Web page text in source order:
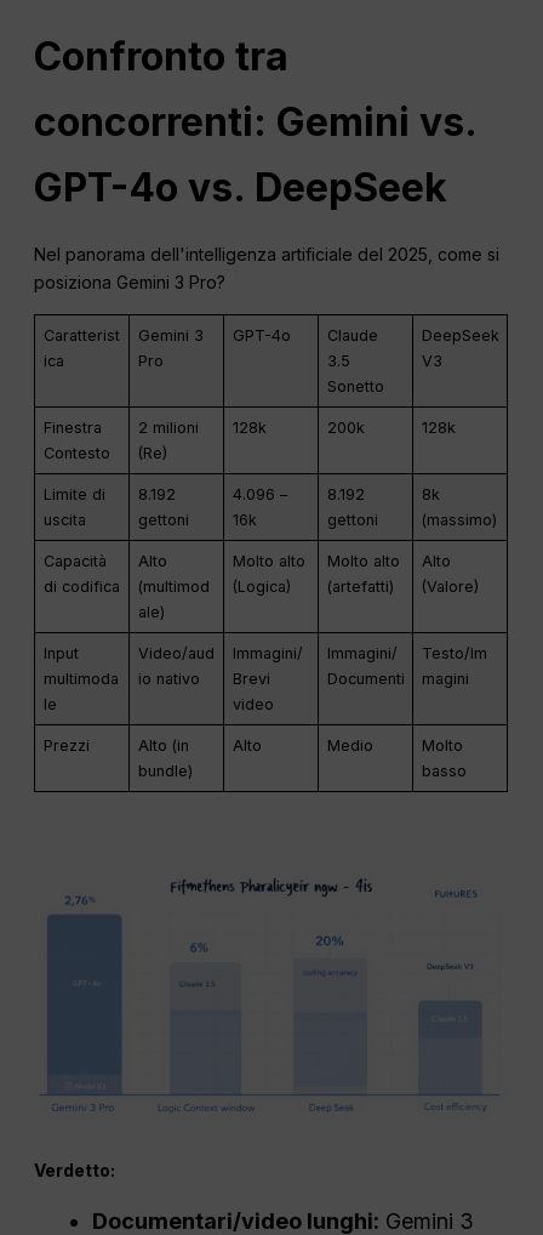
Confronto tra
concorrenti: Gemini vs.
GPT-4o vs. DeepSeek
Nel panorama dell'intelligenza artificiale del 2025, come si
posiziona Gemini 3 Pro?
Caratterist
ica
Gemini 3
Pro
GPT-4o
Claude
3.5
Sonetto
DeepSeek
V3
Finestra
Contesto
2 milioni
(Re)
128k 200k 128k
Limite di
uscita
8.192
gettoni
4.096 –
16k
8.192
gettoni
8k
(massimo)
Capacità
di codifica
Alto
(multimod
ale)
Molto alto
(Logica)
Molto alto
(artefatti)
Alto
(Valore)
Input
multimoda
le
Video/aud
io nativo
Immagini/
Brevi
video
Immagini/
Documenti
Testo/Im
magini
Prezzi
Alto (in
bundle)
Alto Medio
Molto
basso
Verdetto:
Documentari/video lunghi: Gemini 3